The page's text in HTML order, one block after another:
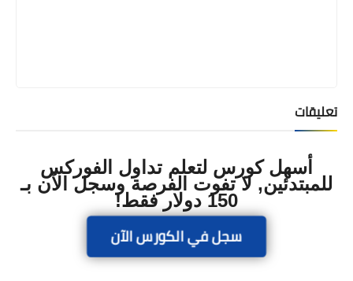
تعليقات
أسهل كورس لتعلم تداول الفوركس
للمبتدئين, لا تفوت الفرصة وسجل الآن بـ
150 دولار فقط!
سجل في الكورس الآن